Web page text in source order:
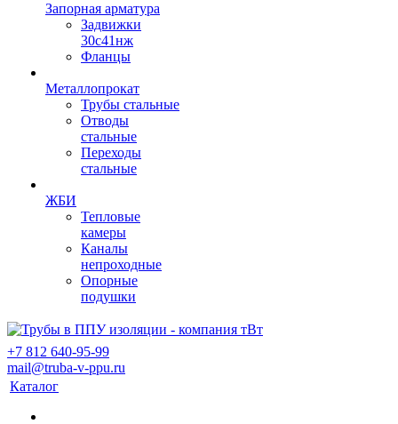
Запорная арматура
Задвижки
30с41нж
Фланцы
Металлопрокат
Трубы стальные
Отводы
стальные
Переходы
стальные
ЖБИ
Тепловые
камеры
Каналы
непроходные
Опорные
подушки
+7 812 640-95-99
mail@truba-v-ppu.ru
Каталог